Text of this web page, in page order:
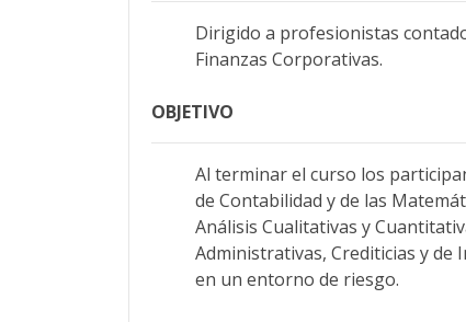
Dirigido a profesionistas
Finanzas Corporativas.
OBJETIVO
Al terminar el curso los
de Contabilidad y de las
Análisis Cualitativas y
Administrativas, Crediticias y de
en un entorno de riesgo.